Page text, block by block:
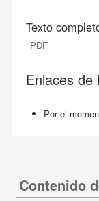
Texto
PDF
Enlaces de
Por el
Contenido